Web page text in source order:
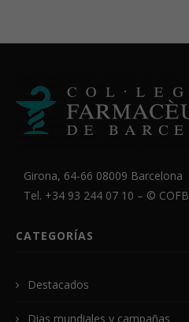
Girona, 64-66 08009 Barcelona
Tel. +34 93 244 07 10 – © COFB
CATEGORÍAS
Destacados
Dias mundiales y campañas